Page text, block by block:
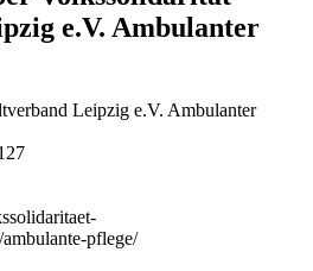
e.V. Ambulanter
Leipzig e.V. Ambulanter
pflege/